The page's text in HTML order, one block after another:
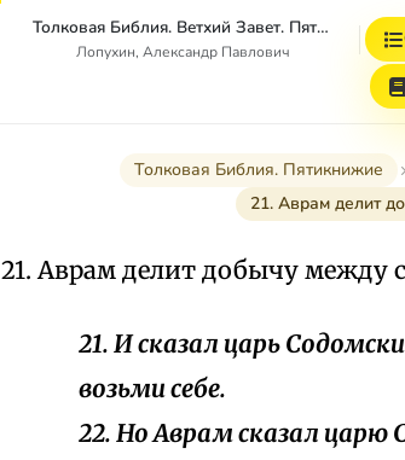
Толковая Библия. Ветхий Завет. Пятикнижие.
Лопухин, Александр Павлович
Толковая Библия. Пятикнижие
21. Аврам делит
21. Аврам делит добычу между
21. И сказал царь
возьми себе.
22. Но Аврам сказал